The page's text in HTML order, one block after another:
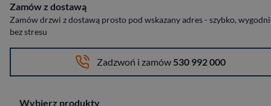
Zamów z dostawą
Zamów drzwi z dostawą prosto pod wskazany adres - szybko,
bez stresu
Zadzwoń i zamów 530 992 000
Wybierz produkty